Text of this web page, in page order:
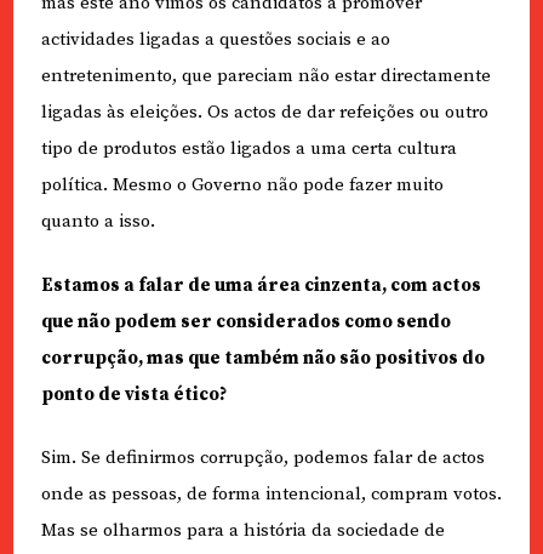
actividades ligadas a questões sociais e ao
entretenimento, que pareciam não estar directamente
ligadas às eleições. Os actos de dar refeições ou outro
tipo de produtos estão ligados a uma certa cultura
política. Mesmo o Governo não pode fazer muito
quanto a isso.
Estamos a falar de uma área cinzenta, com actos
que não podem ser considerados como sendo
corrupção, mas que também não são positivos do
ponto de vista ético?
Sim. Se definirmos corrupção, podemos falar de actos
onde as pessoas, de forma intencional, compram votos.
Mas se olharmos para a história da sociedade de